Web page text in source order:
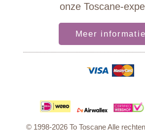
onze Toscane-
Meer informatie
© 1998-2026 To Toscane Alle